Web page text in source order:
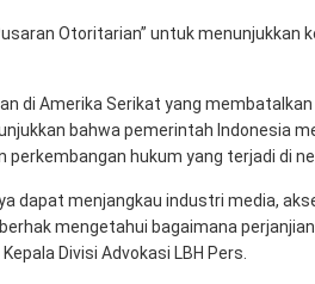
Otoritarian” untuk
di Amerika Serikat yang
bahwa pemerintah Indonesia
hukum yang terjadi di
dapat menjangkau industri media,
mengetahui bagaimana
Divisi Advokasi LBH Pers.